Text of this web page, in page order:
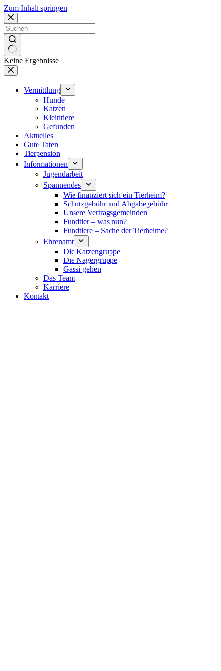
Zum Inhalt springen
Keine Ergebnisse
Vermittlung
Hunde
Katzen
Kleintiere
Gefunden
Aktuelles
Gute Taten
Tierpension
Informationen
Jugendarbeit
Spannendes
Wie finanziert sich ein Tierheim?
Schutzgebühr und Abgabegebühr
Unsere Vertragsgemeinden
Fundtier – was nun?
Fundtiere – Sache der Tierheime?
Ehrenamt
Die Katzengruppe
Die Nagergruppe
Gassi gehen
Das Team
Karriere
Kontakt